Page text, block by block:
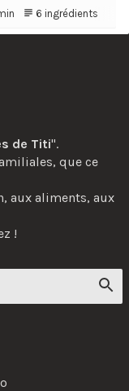
6 ingrédients
de Titi".
que ce
aux aliments, aux
!